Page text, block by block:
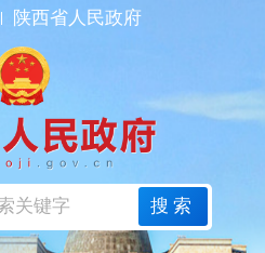
陕西省人民政府
搜索